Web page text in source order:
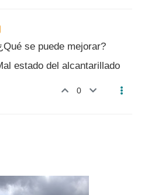
se puede mejorar?
estado del alcantarillado
0